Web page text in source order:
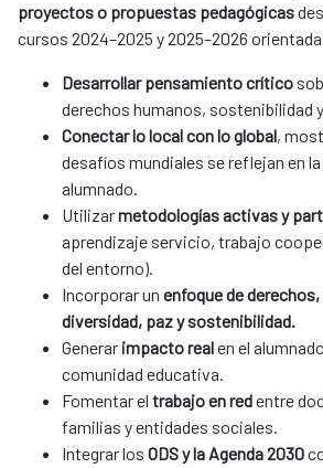
proyectos o propuestas pedagógicas
cursos 2024–2025 y 2025–2026
Desarrollar pensamiento crítico
derechos humanos, sostenibilidad
Conectar lo local con lo global,
desafíos mundiales se reflejan en
alumnado.
Utilizarmetodologías activas y
aprendizaje servicio, trabajo
del entorno).
Incorporar un enfoque de
diversidad, paz y sostenibilidad.
Generar impacto realen el
comunidad educativa.
Fomentar el trabajo en redentre
familias y entidades sociales.
Integrar los ODS y la Agenda 2030